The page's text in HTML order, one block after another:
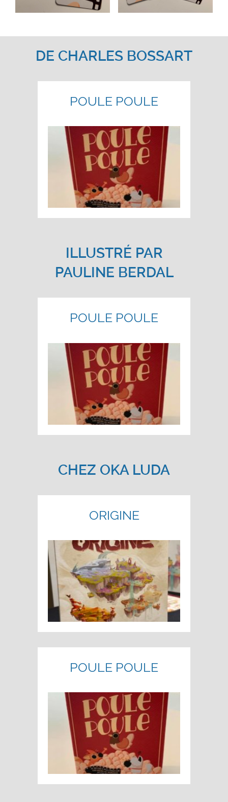
DE CHARLES BOSSART
POULE POULE
ILLUSTRÉ PAR
PAULINE BERDAL
POULE POULE
CHEZ OKA LUDA
ORIGINE
POULE POULE